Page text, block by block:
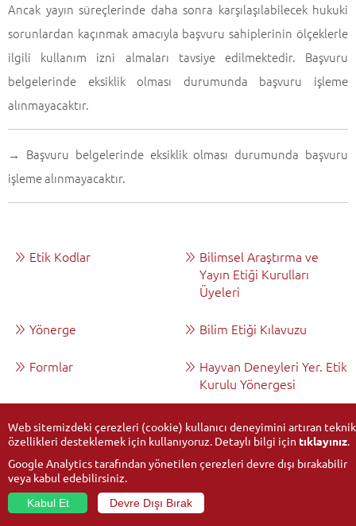
Ancak yayın süreçlerinde daha sonra karşılaşılabilecek hukuki
sorunlardan kaçınmak amacıyla başvuru sahiplerinin ölçeklerle
ilgili kullanım izni almaları tavsiye edilmektedir. Başvuru
belgelerinde eksiklik olması durumunda başvuru işleme
alınmayacaktır.
→ Başvuru belgelerinde eksiklik olması durumunda başvuru
işleme alınmayacaktır.
Etik Kodlar
Bilimsel Araştırma ve
Yayın Etiği Kurulları
Üyeleri
Yönerge Bilim Etiği Kılavuzu
Formlar
Hayvan Deneyleri Yer. Etik
Kurulu Yönergesi
İletişim
Web sitemizdeki çerezleri (cookie) kullanıcı deneyimini artıran teknik
özellikleri desteklemek için kullanıyoruz. Detaylı bilgi için tıklayınız.
Google Analytics tarafından yönetilen çerezleri devre dışı bırakabilir
veya kabul edebilirsiniz.
Kabul Et Devre Dışı Bırak